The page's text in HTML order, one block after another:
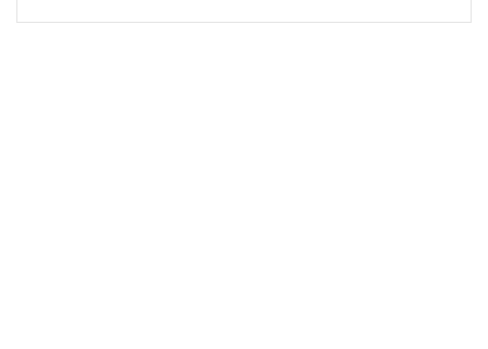
المهني في سوق العمل المتنامي في السعودية، الإمارات،